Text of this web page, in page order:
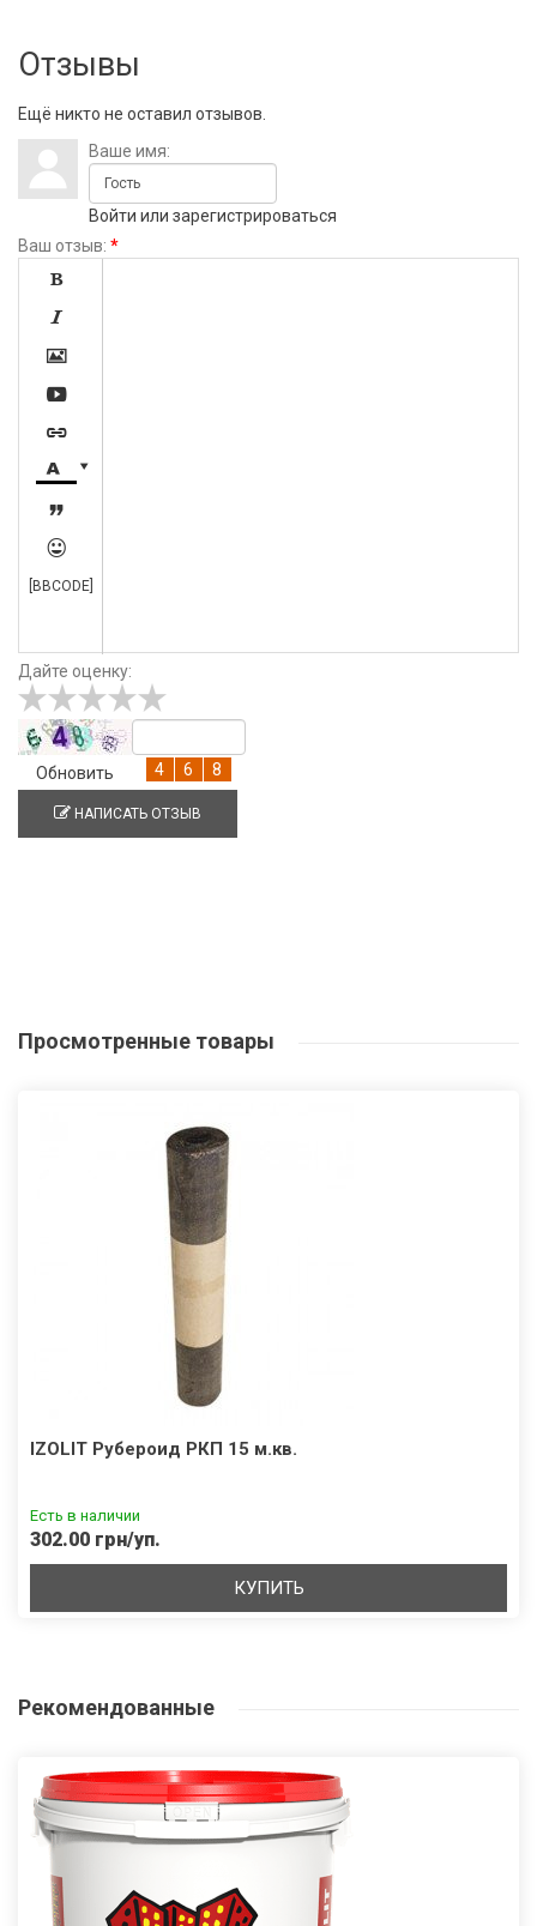
Отзывы
Ещё никто не оставил отзывов.
Ваше имя:
Войти или зарегистрироваться
Ваш отзыв: *









[BBCODE]
Дайте оценку:
Обновить
НАПИСАТЬ ОТЗЫВ
Просмотренные товары
IZOLIT Рубероид РКП 15 м.кв.
Есть в наличии
302.00 грн/уп.
КУПИТЬ
Рекомендованные